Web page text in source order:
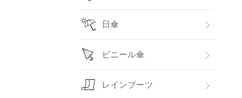
日傘
ビニール傘
レインブーツ